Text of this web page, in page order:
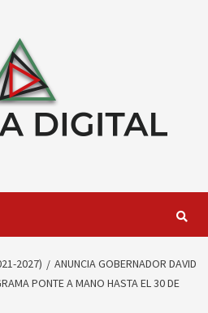
2027)
ANUNCIA GOBERNADOR DAVID
PONTE A MANO HASTA EL 30 DE